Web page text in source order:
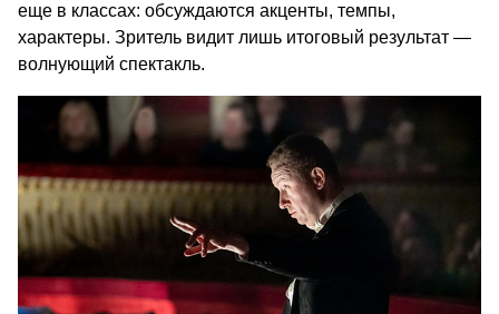
еще в классах: обсуждаются акценты, темпы,
характеры. Зритель видит лишь итоговый результат —
волнующий спектакль.